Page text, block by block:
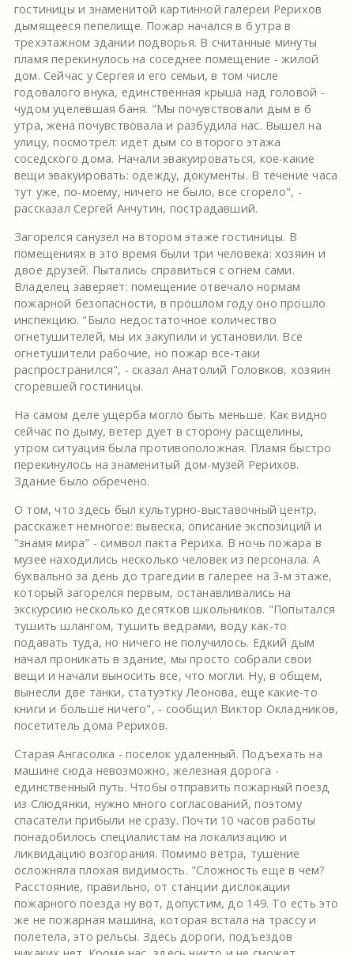
гостиницы и знаменитой картинной галереи Рерихов
дымящееся пепелище. Пожар начался в 6 утра в
трехэтажном здании подворья. В считанные минуты
пламя перекинулось на соседнее помещение - жилой
дом. Сейчас у Сергея и его семьи, в том числе
годовалого внука, единственная крыша над головой -
чудом уцелевшая баня. "Мы почувствовали дым в 6
утра, жена почувствовала и разбудила нас. Вышел на
улицу, посмотрел: идет дым со второго этажа
соседского дома. Начали эвакуироваться, кое-какие
вещи эвакуировать: одежду, документы. В течение часа
тут уже, по-моему, ничего не было, все сгорело", -
рассказал Сергей Анчутин, пострадавший.
Загорелся санузел на втором этаже гостиницы. В
помещениях в это время были три человека: хозяин и
двое друзей. Пытались справиться с огнем сами.
Владелец заверяет: помещение отвечало нормам
пожарной безопасности, в прошлом году оно прошло
инспекцию. "Было недостаточное количество
огнетушителей, мы их закупили и установили. Все
огнетушители рабочие, но пожар все-таки
распространился", - сказал Анатолий Головков, хозяин
сгоревшей гостиницы.
На самом деле ущерба могло быть меньше. Как видно
сейчас по дыму, ветер дует в сторону расщелины,
утром ситуация была противоположная. Пламя быстро
перекинулось на знаменитый дом-музей Рерихов.
Здание было обречено.
О том, что здесь был культурно-выставочный центр,
расскажет немногое: вывеска, описание экспозиций и
"знамя мира" - символ пакта Рериха. В ночь пожара в
музее находились несколько человек из персонала. А
буквально за день до трагедии в галерее на 3-м этаже,
который загорелся первым, останавливались на
экскурсию несколько десятков школьников. "Попытался
тушить шлангом, тушить ведрами, воду как-то
подавать туда, но ничего не получилось. Едкий дым
начал проникать в здание, мы просто собрали свои
вещи и начали выносить все, что могли. Ну, в общем,
вынесли две танки, статуэтку Леонова, еще какие-то
книги и больше ничего", - сообщил Виктор Окладников,
посетитель дома Рерихов.
Старая Ангасолка - поселок удаленный. Подъехать на
машине сюда невозможно, железная дорога -
единственный путь. Чтобы отправить пожарный поезд
из Слюдянки, нужно много согласований, поэтому
спасатели прибыли не сразу. Почти 10 часов работы
понадобилось специалистам на локализацию и
ликвидацию возгорания. Помимо ветра, тушение
осложняла плохая видимость. "Сложность еще в чем?
Расстояние, правильно, от станции дислокации
пожарного поезда ну вот, допустим, до 149. То есть это
же не пожарная машина, которая встала на трассу и
полетела, это рельсы. Здесь дороги, подъездов